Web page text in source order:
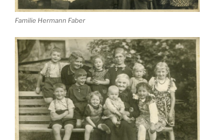
Familie Hermann Faber